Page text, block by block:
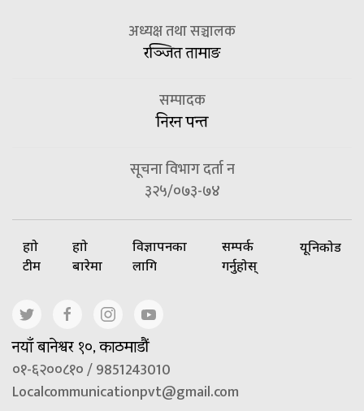
अध्यक्ष तथा सञ्चालक
रञ्जित तामाङ
सम्पादक
निरन पन्त
सूचना विभाग दर्ता न
३२५/०७३-७४
हाम्रो
टीम
हाम्रो
बारेमा
विज्ञापनका
लागि
सम्पर्क
गर्नुहोस्
यूनिकोड
नयाँ बानेश्वर १०, काठमाडौं
०१-६२००८१० / 9851243010
Localcommunicationpvt@gmail.com